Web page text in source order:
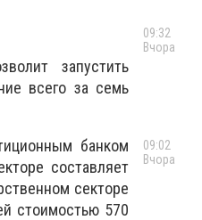
запустить
всего за семь
банком
составляет
секторе
стоимостью 570
09:32
Вчора
09:02
Вчора